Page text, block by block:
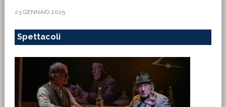
23 GENNAIO 2025
Spettacoli